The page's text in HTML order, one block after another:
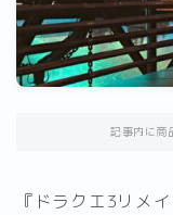
記事内に商
『ドラクエ3リメ